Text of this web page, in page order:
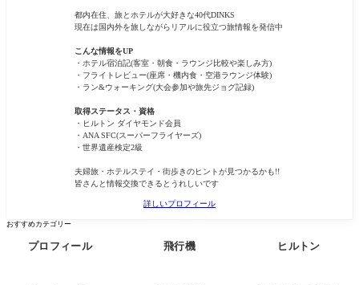
都内在住、旅とホテルが大好きな40代DINKS
現在は国内外を旅しながらリアルに役立つ旅情報を発信中
こんな情報をUP
・ホテル宿泊記(客室・朝食・ラウンジ比較や楽しみ方)
・フライトレビュー(座席・機内食・空港ラウンジ体験)
・ラン&ウォーキング(大会参加や旅先ジョグ記録)
取得ステータス・資格
・ヒルトン ダイヤモンド会員
・ANA SFC(スーパーフライヤーズ)
・世界遺産検定2級
夫婦旅・ホテルステイ・街歩きのヒントが見つかるかも!!
皆さんと情報交換できるとうれしいです
詳しいプロフィール
おすすめカテゴリー
プロフィール 飛行機 ヒルトン